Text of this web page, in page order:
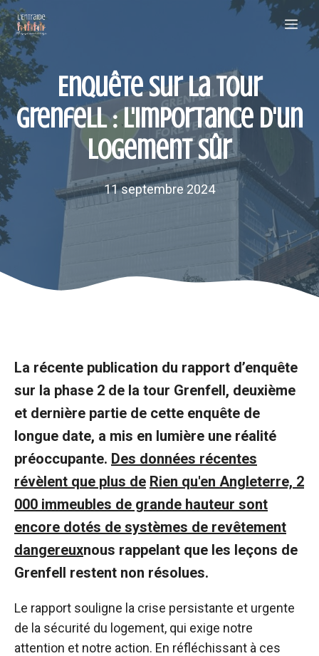
Aller
au
contenu
Enquête sur la tour
Grenfell : l'importance d'un
logement sûr
11 septembre 2024
La récente publication du rapport d’enquête
sur la phase 2 de la tour Grenfell, deuxième
et dernière partie de cette enquête de
longue date, a mis en lumière une réalité
préoccupante. Des données récentes
révèlent que plus de Rien qu'en Angleterre, 2
000 immeubles de grande hauteur sont
encore dotés de systèmes de revêtement
dangereuxnous rappelant que les leçons de
Grenfell restent non résolues.
Le rapport souligne la crise persistante et urgente
de la sécurité du logement, qui exige notre
attention et notre action. En réfléchissant à ces